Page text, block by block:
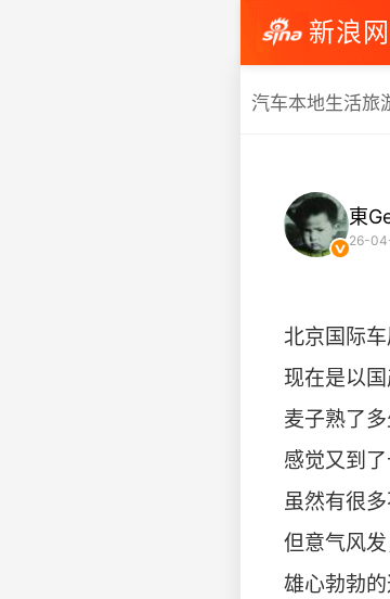
新浪网
汽车本地生活旅
東
26-
北京国际车
现在是以国
麦子熟了多
感觉又到了
虽然有很多
但意气风发
雄心勃勃